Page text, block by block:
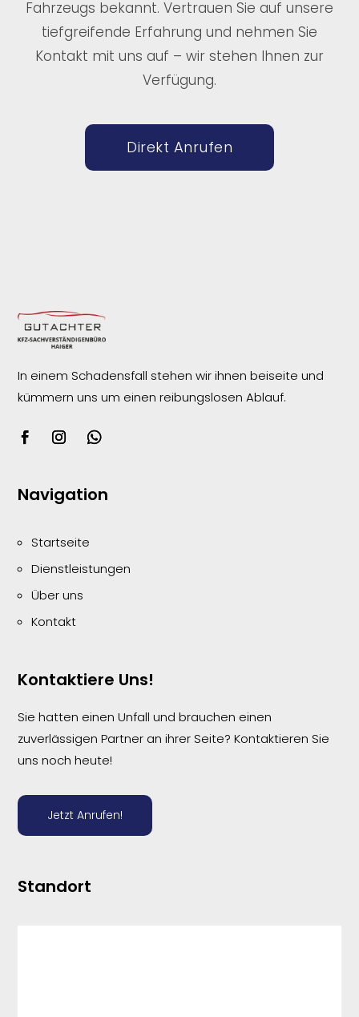
Fahrzeugs bekannt. Vertrauen Sie auf unsere
tiefgreifende Erfahrung und nehmen Sie
Kontakt mit uns auf – wir stehen Ihnen zur
Verfügung.
Direkt Anrufen
In einem Schadensfall stehen wir ihnen beiseite und
kümmern uns um einen reibungslosenAblauf.
Navigation
Startseite
Dienstleistungen
Über uns
Kontakt
Kontaktiere Uns!
Sie hatten einen Unfall und brauchen einen
zuverlässigen Partner an ihrer Seite? Kontaktieren Sie
uns noch heute!
Jetzt Anrufen!
Standort